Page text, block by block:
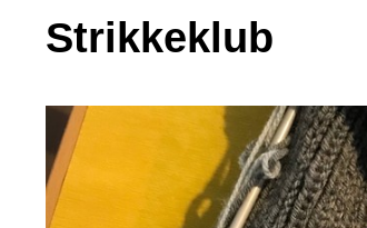
Strikkeklub